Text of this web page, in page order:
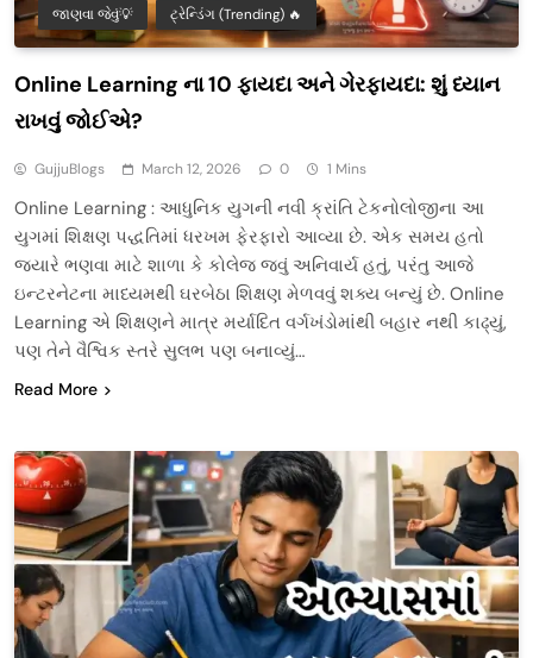
જાણવા જેવું💡 ટ્રેન્ડિંગ (Trending) 🔥
Online Learning ના 10 ફાયદા અને ગેરફાયદા: શું ધ્યાન
રાખવું જોઈએ?
GujjuBlogs March 12, 2026 0 1 Mins
Online Learning : આધુનિક યુગની નવી ક્રાંતિ ટેકનોલોજીના આ
યુગમાં શિક્ષણ પદ્ધતિમાં ધરખમ ફેરફારો આવ્યા છે. એક સમય હતો
જ્યારે ભણવા માટે શાળા કે કોલેજ જવું અનિવાર્ય હતું, પરંતુ આજે
ઇન્ટરનેટના માધ્યમથી ઘરબેઠા શિક્ષણ મેળવવું શક્ય બન્યું છે. Online
Learning એ શિક્ષણને માત્ર મર્યાદિત વર્ગખંડોમાંથી બહાર નથી કાઢ્યું,
પણ તેને વૈશ્વિક સ્તરે સુલભ પણ બનાવ્યું…
Read More